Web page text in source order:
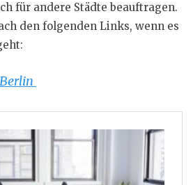
für andere Städte beauftragen.
den folgenden Links, wenn es